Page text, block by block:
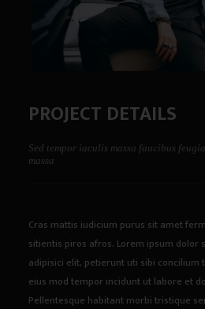
PROJECT DETAILS
Sed tempor iaculis massa faucibus
massa
Cras mattis iudicium purus sit amet
sitientis piros afros. Lorem ipsum dolor
adipisici elit, petierunt uti sibi concilium
eius mod tempor incidunt ut labore et
Pellentesque habitant morbi tristique